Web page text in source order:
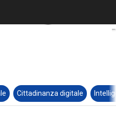
Cittadinanza digitale